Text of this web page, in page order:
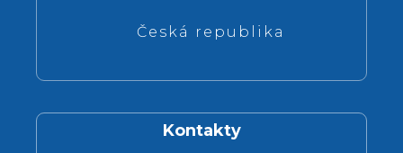
Česká republika
Kontakty